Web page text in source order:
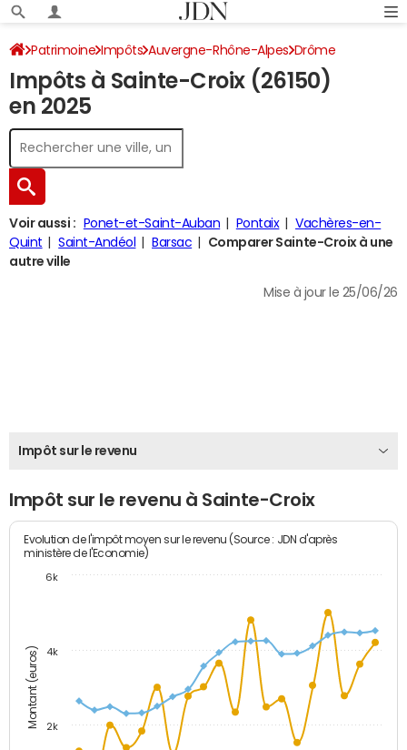
Patrimoine Impôts Auvergne-Rhône-Alpes Drôme
Sainte-Croix Impôt sur le revenu
Impôts à Sainte-Croix (26150)
en 2025
Voir aussi : Ponet-et-Saint-Auban Pontaix
Vachères-en-
Quint
Saint-Andéol Barsac
Comparer Sainte-Croix à une
autre ville
Mise à jour le 25/06/26
Impôt sur le revenu
Impôt sur le revenu à Sainte-Croix
Montant (euros)
Evolution de l'impôt moyen sur le revenu (Source : JDN d'après
ministère de l'Economie)
2k
4k
6k